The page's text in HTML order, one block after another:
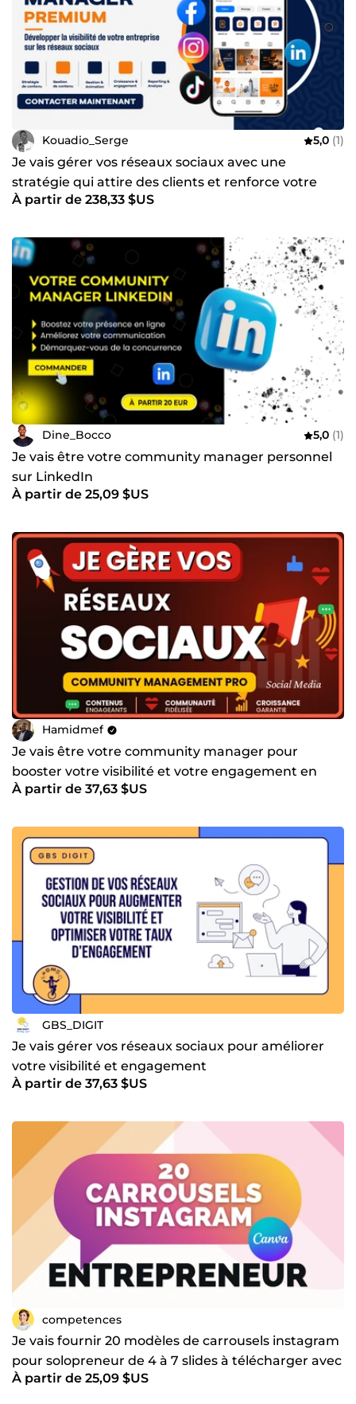
Kouadio_Serge 5,0 (1)
Je vais gérer vos réseaux sociaux avec une
stratégie qui attire des clients et renforce votre
image
À partir de 238,33 $US
Dine_Bocco 5,0 (1)
Je vais être votre community manager personnel
sur LinkedIn
À partir de 25,09 $US
Hamidmef
Je vais être votre community manager pour
booster votre visibilité et votre engagement en
ligne
À partir de 37,63 $US
GBS_DIGIT
Je vais gérer vos réseaux sociaux pour améliorer
votre visibilité et engagement
À partir de 37,63 $US
competences
Je vais fournir 20 modèles de carrousels instagram
pour solopreneur de 4 à 7 slides à télécharger avec
Canva
À partir de 25,09 $US